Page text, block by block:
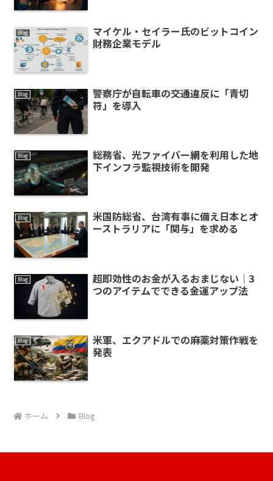
Blog
マイケル・セイラー氏のビットコイン
財務企業モデル
Blog
警察庁が自転車の交通違反に「青切
符」を導入
Blog
総務省、光ファイバー網を利用した地
下インフラ監視技術を開発
Blog
米国防総省、台湾有事に備え日本とオ
ーストラリアに「関与」を求める
Blog
超即効性のお金が入るおまじない｜3
つのアイテムでできる金運アップ法
Blog
米軍、エクアドルでの麻薬対策作戦を
発表
ホーム Blog